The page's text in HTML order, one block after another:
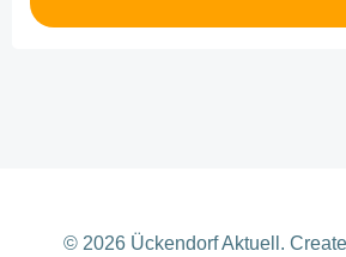
© 2026 Ückendorf Aktuell.